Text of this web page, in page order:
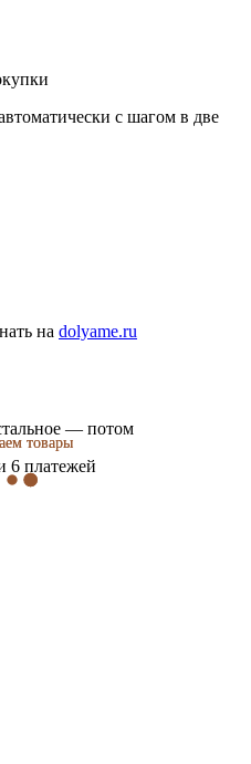
с шагом в две
на dolyame.ru
— потом
6 платежей
товары
товары